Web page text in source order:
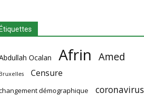
Ocalan Afrin Amed
Censure
démographique coronavirus